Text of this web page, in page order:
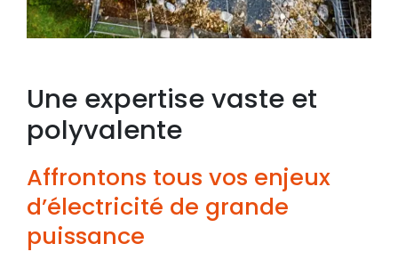
Une expertise vaste et
polyvalente
Affrontons tous vos enjeux
d’électricité de grande
puissance